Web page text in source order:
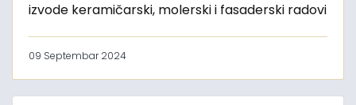
izvode keramičarski, molerski i fasaderski radovi
09 Septembar 2024